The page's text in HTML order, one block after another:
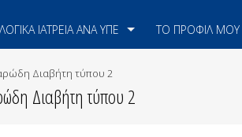
ΙΑΤΡΕΊΑ ΑΝΆ ΥΠΕ ΤΟ ΠΡΟΦΊΛ ΜΟΥ
Διαβήτη τύπου 2
Διαβήτη τύπου 2